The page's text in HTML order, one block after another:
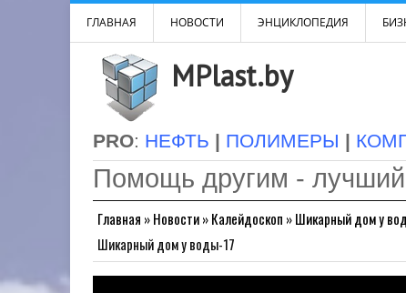
ГЛАВНАЯ НОВОСТИ ЭНЦИКЛОПЕДИЯ
MPlast.by
PRO: НЕФТЬ | ПОЛИМЕРЫ |
Помощь другим -
Главная »Новости»Калейдоскоп »Шикарный дом у
Шикарный дом у воды-17